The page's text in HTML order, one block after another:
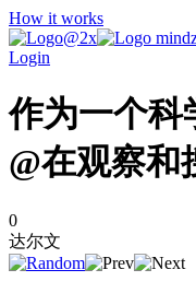
How it works
Login
作为一个
@在观察和
0
达尔文